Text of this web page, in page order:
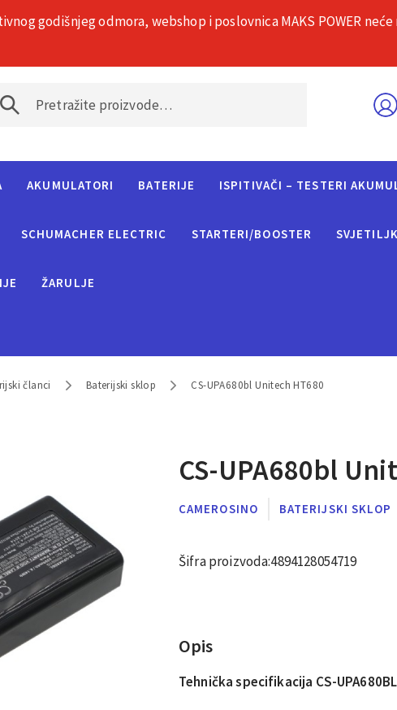
O nama
AKUMULATORI BATERIJE ISPITIVAČI – TESTERI
SCHUMACHER ELECTRIC STARTERI/BOOSTER
ŽARULJE
članci Baterijski sklop CS-UPA680bl Unitech HT680
CS-UPA680bl
CAMEROSINO BATERIJSKI SKLOP
Šifra proizvoda:4894128054719
Opis
Tehnička specifikacija CS-UPA680BL
godišnjeg odmora, webshop i poslovnica MAKS POWER neće